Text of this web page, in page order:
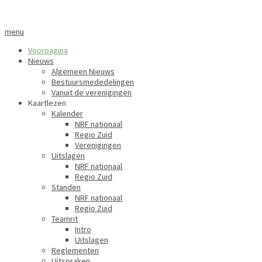
menu
Voorpagina
Nieuws
Algemeen Nieuws
Bestuursmededelingen
Vanuit de verenigingen
Kaartlezen
Kalender
NRF nationaal
Regio Zuid
Verenigingen
Uitslagen
NRF nationaal
Regio Zuid
Standen
NRF nationaal
Regio Zuid
Teamrit
Intro
Uitslagen
Reglementen